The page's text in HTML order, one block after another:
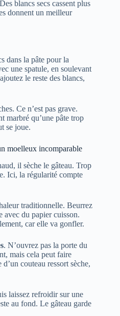
blancs secs cassent plus
donnent un meilleur
dans la pâte pour la
une spatule, en soulevant
le reste des blancs,
Ce n’est pas grave.
marbré qu’une pâte trop
se joue.
moelleux incomparable
il sèche le gâteau. Trop
Ici, la régularité compte
traditionnelle. Beurrez
avec du papier cuisson.
car elle va gonfler.
. N’ouvrez pas la porte du
mais cela peut faire
couteau ressort sèche,
laissez refroidir sur une
au fond. Le gâteau garde